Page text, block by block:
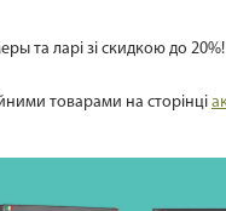
та ларі зі скидкою до 20%!
товарами на сторінці